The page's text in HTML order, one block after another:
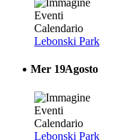
Lebonski Park
Mer 19Agosto
Lebonski Park